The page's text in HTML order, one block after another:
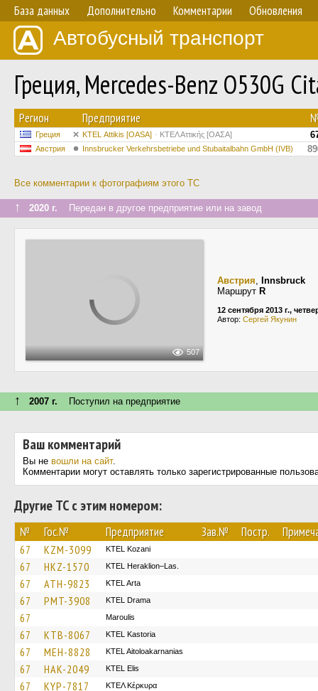
База данных Дополнительно Комментарии Обновления
Автобусный транспорт
Греция, Mercedes-Benz O530G
Регион Предприятие
Греция KΤΕL Αttikis [OASA] ΚΤΕΛ Αττικής [ΟΑΣΑ]
Австрия Innsbrucker Verkehrsbetriebe und Stubaitalbahn GmbH (IVB)
Все комментарии к фотографиям этого ТС
↑ 2020 г. Передан в другое предприятие или на завод
507
Австрия, Innsbruck
Маршрут R
12 сентября 2013 г.,
Автор: Сергей Якунин
↑ 2007 г. Поступил на предприятие
Ваш комментарий
Вы не вошли на сайт.
Комментарии могут оставлять только зарегистрированные
Другие ТС с этим номером:
№ Гос.№ Предприятие Зав.№ Постр.
67 KZM-3099 ΚΤΕL Kozani
67 HKZ-1570 KTEL Heraklion–Las.
67 ATH-9823 KTEL Arta
67 PMT-3908 KTEL Drama
67 Maroulis
67 KTB-8067 KTEL Kastoria
67 MEH-8828 KTEL Aitoloakarnanias
67 HAK-2049 KTEL Elis
67 KYP-7817 ΚΤΕΛ Κέρκυρα